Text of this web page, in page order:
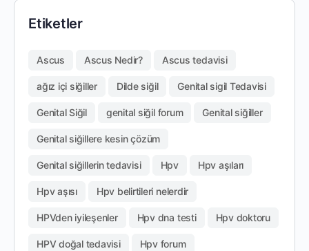
Etiketler
Ascus Ascus Nedir? Ascus tedavisi
ağız içi siğiller Dilde siğil Genital sigil Tedavisi
Genital Siğil genital siğil forum Genital siğiller
Genital siğillere kesin çözüm
Genital siğillerin tedavisi Hpv Hpv aşıları
Hpv aşısı Hpv belirtileri nelerdir
HPVden iyileşenler Hpv dna testi Hpv doktoru
HPV doğal tedavisi Hpv forum